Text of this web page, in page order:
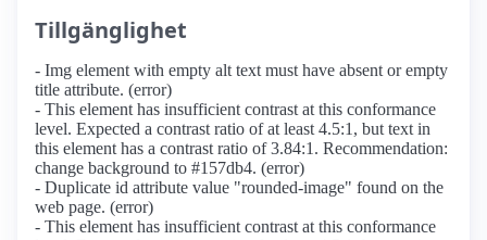
Tillgänglighet
- Img element with empty alt text must have absent or empty
title attribute. (error)
- This element has insufficient contrast at this conformance
level. Expected a contrast ratio of at least 4.5:1, but text in
this element has a contrast ratio of 3.84:1. Recommendation:
change background to #157db4. (error)
- Duplicate id attribute value "rounded-image" found on the
web page. (error)
- This element has insufficient contrast at this conformance